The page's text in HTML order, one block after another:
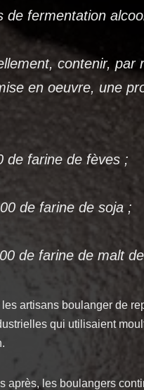
de fermentation
contenir, par
en oeuvre, une
de farine de fèves ;
de farine de soja ;
de farine de malt
les artisans boulanger de
qui utilisaient
après, les boulangers